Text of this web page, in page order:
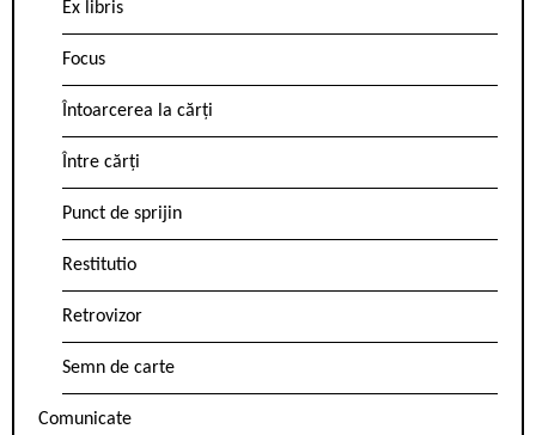
Ex libris
Focus
Întoarcerea la cărți
Între cărți
Punct de sprijin
Restitutio
Retrovizor
Semn de carte
Comunicate